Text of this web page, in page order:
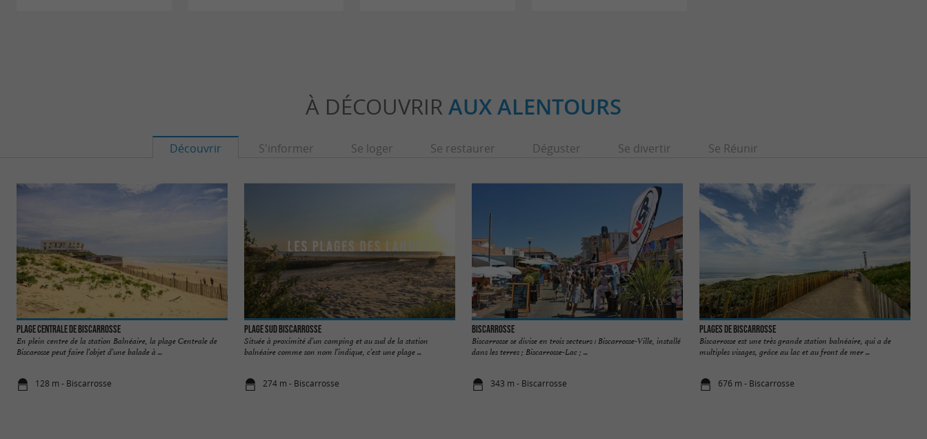
À DÉCOUVRIR AUX ALENTOURS
Découvrir S'informer Se loger Se restaurer Déguster Se divertir Se Réunir
Plage Centrale de Biscarrosse
En plein centre de la station Balnéaire, la plage Centrale de
Biscarosse peut faire l’objet d’une balade à ...
128 m - Biscarrosse
Plage Sud Biscarrosse
Située à proximité d’un camping et au sud de la station
balnéaire comme son nom l’indique, c’est une plage ...
274 m - Biscarrosse
Biscarrosse
Biscarrosse se divise en trois secteurs : Biscarrosse-Ville, installé
dans les terres ; Biscarrosse-Lac ; ...
343 m - Biscarrosse
Plages de Biscarrosse
Biscarrosse est une très grande station balnéaire, qui a de
multiples visages, grâce au lac et au front de mer ...
676 m - Biscarrosse